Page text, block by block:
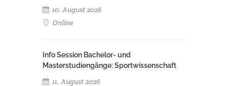
10. August 2026
Online
Info Session Bachelor- und
Masterstudiengänge: Sportwissenschaft
11. August 2026